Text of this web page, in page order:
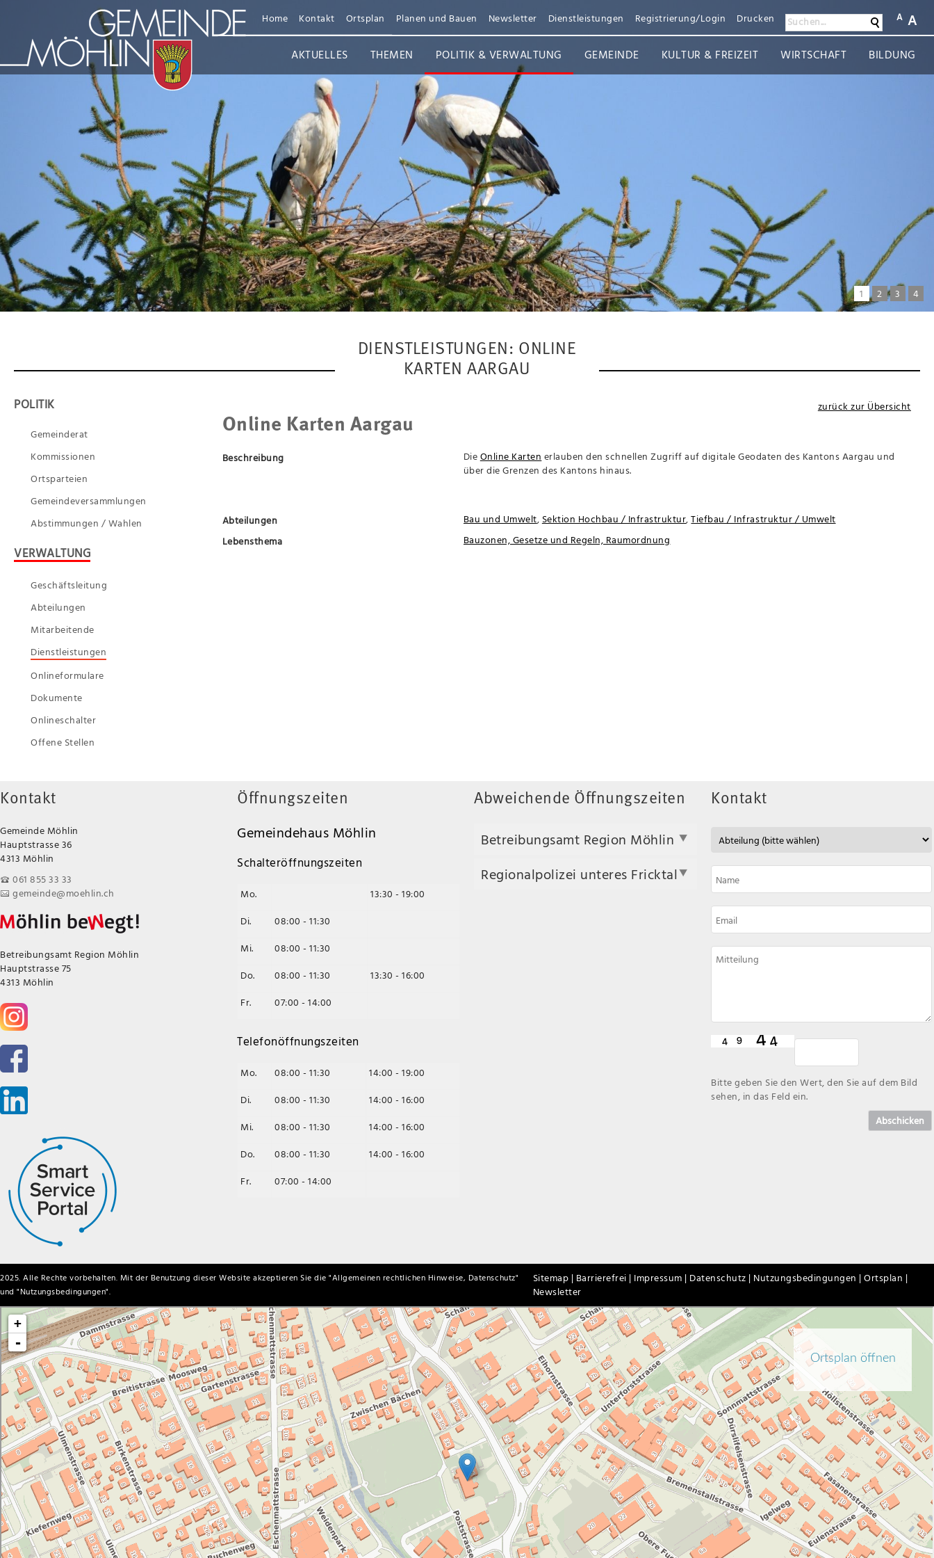
A A
Suchen...
Home Kontakt Ortsplan Planen und Bauen Newsletter Dienstleistungen Registrierung/Login DruckenSuchen
AKTUELLES THEMEN POLITIK & VERWALTUNG GEMEINDE KULTUR & FREIZEIT WIRTSCHAFT BILDUNG
1 2 3 4
DIENSTLEISTUNGEN: ONLINE
KARTEN AARGAU
POLITIK
Gemeinderat
Kommissionen
Ortsparteien
Gemeindeversammlungen
Abstimmungen / Wahlen
VERWALTUNG
Geschäftsleitung
Abteilungen
Mitarbeitende
Dienstleistungen
Onlineformulare
Dokumente
Onlineschalter
Offene Stellen
zurück zur Übersicht
Online Karten Aargau
Beschreibung DieOnline Karten erlauben den schnellen Zugriff auf digitale Geodaten des Kantons Aargau und
über die Grenzen des Kantons hinaus.
Abteilungen Bau und Umwelt, Sektion Hochbau / Infrastruktur,Tiefbau / Infrastruktur / Umwelt
Lebensthema
Bauzonen, Gesetze und Regeln, Raumordnung
Kontakt
Gemeinde Möhlin
Hauptstrasse 36
4313 Möhlin
061 855 33 33
gemeinde@moehlin.ch
Betreibungsamt Region Möhlin
Hauptstrasse 75
4313 Möhlin
Öffnungszeiten
Gemeindehaus Möhlin
Schalteröffnungszeiten
Mo.
13:30 - 19:00
Di.
08:00 - 11:30
Mi.
08:00 - 11:30
Do.
08:00 - 11:30
13:30 - 16:00
Fr.
07:00 - 14:00
Telefonöffnungszeiten
Mo. 08:00 - 11:30
14:00 - 19:00
Di.
08:00 - 11:30
14:00 - 16:00
Mi.
08:00 - 11:30
14:00 - 16:00
Do.
08:00 - 11:30
14:00 - 16:00
Fr.
07:00 - 14:00
Abweichende Öffnungszeiten
Betreibungsamt Region Möhlin
Regionalpolizei unteres Fricktal
Kontakt
Bitte geben Sie den Wert, den Sie auf dem Bild
sehen, in das Feld ein.
Abschicken
2025. Alle Rechte vorbehalten. Mit der Benutzung dieser Website akzeptieren Sie die "Allgemeinen rechtlichen Hinweise, Datenschutz"
und "Nutzungsbedingungen".
Sitemap | Barrierefrei | Impressum | Datenschutz | Nutzungsbedingungen |Ortsplan |
Newsletter